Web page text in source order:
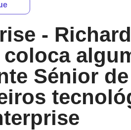
-
Sénior